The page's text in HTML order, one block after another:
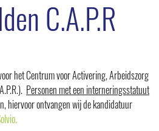
C.A.P.R
het Centrum voor Activering, Arbeidszorg
Personen met een interneringsstatuut
hiervoor ontvangen wij de kandidatuur